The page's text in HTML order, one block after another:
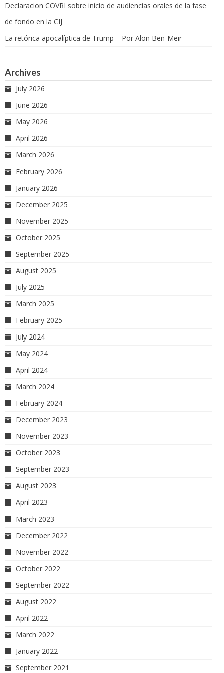
Declaracion COVRI sobre inicio de audiencias orales de la fase
de fondo en la CIJ
La retórica apocalíptica de Trump – Por Alon Ben-Meir
Archives
July 2026
June 2026
May 2026
April 2026
March 2026
February 2026
January 2026
December 2025
November 2025
October 2025
September 2025
August 2025
July 2025
March 2025
February 2025
July 2024
May 2024
April 2024
March 2024
February 2024
December 2023
November 2023
October 2023
September 2023
August 2023
April 2023
March 2023
December 2022
November 2022
October 2022
September 2022
August 2022
April 2022
March 2022
January 2022
September 2021